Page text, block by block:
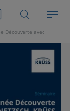
Découverte avec NETZSCH,